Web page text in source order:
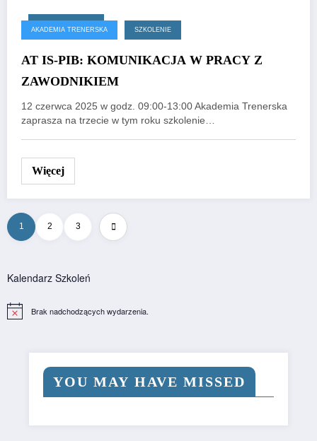
4 czerwca, 2025
AKADEMIA TRENERSKA SZKOLENIE
AT IS-PIB: KOMUNIKACJA W PRACY Z
ZAWODNIKIEM
12 czerwca 2025 w godz. 09:00-13:00 Akademia Trenerska
zaprasza na trzecie w tym roku szkolenie…
Więcej
Stronicowanie
wpisów
1 2 3
Kalendarz Szkoleń
Powiadomienie
Brak nadchodzących wydarzenia.
YOU MAY HAVE MISSED